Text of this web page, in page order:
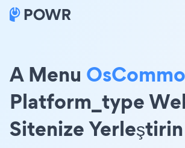
A Menu
Platform_type
Sitenize Yerleştirin